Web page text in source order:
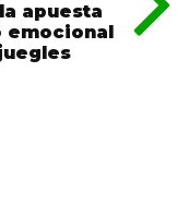
apuesta